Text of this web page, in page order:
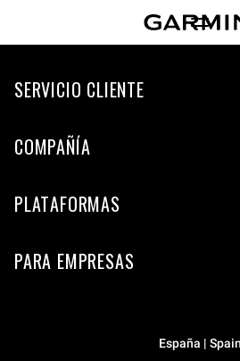
SERVICIO CLIENTE
COMPAÑÍA
PLATAFORMAS
PARA EMPRESAS
España | Spain